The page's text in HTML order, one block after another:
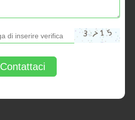
Contattaci